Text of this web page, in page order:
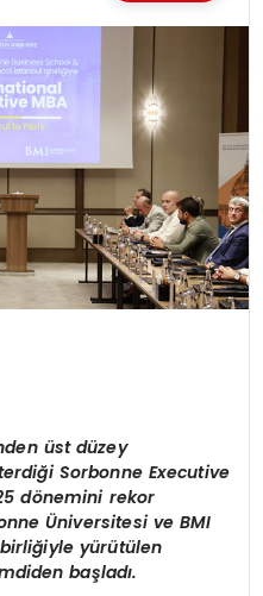
üst düzey
i Sorbonne Executive
dönemini rekor
Üniversitesi ve BMI
yürütülen
başladı.